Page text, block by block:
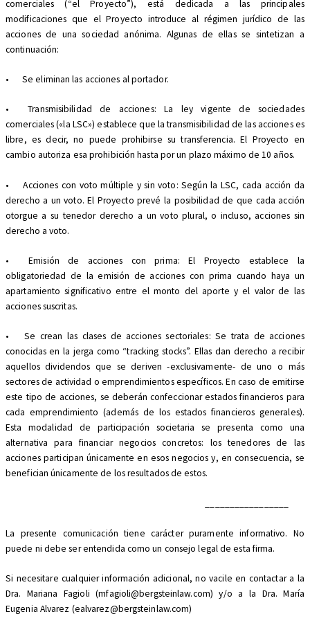
comerciales (“el Proyecto”), está dedicada a las principales
modificaciones que el Proyecto introduce al régimen jurídico de las
acciones de una sociedad anónima. Algunas de ellas se sintetizan a
continuación:
• Se eliminan las acciones al portador.
•
Transmisibilidad de acciones: La ley vigente de sociedades
comerciales («la LSC») establece que la transmisibilidad de las acciones es
libre, es decir, no puede prohibirse su transferencia. El Proyecto en
cambio autoriza esa prohibición hasta por un plazo máximo de 10 años.
•
Acciones con voto múltiple y sin voto: Según la LSC, cada acción da
derecho a un voto. El Proyecto prevé la posibilidad de que cada acción
otorgue a su tenedor derecho a un voto plural, o incluso, acciones sin
derecho a voto.
•
Emisión de acciones con prima: El Proyecto establece la
obligatoriedad de la emisión de acciones con prima cuando haya un
apartamiento significativo entre el monto del aporte y el valor de las
acciones suscritas.
•
Se crean las clases de acciones sectoriales: Se trata de acciones
conocidas en la jerga como “tracking stocks”. Ellas dan derecho a recibir
aquellos dividendos que se deriven -exclusivamente- de uno o más
sectores de actividad o emprendimientos específicos. En caso de emitirse
este tipo de acciones, se deberán confeccionar estados financieros para
cada emprendimiento (además de los estados financieros generales).
Esta modalidad de participación societaria se presenta como una
alternativa para financiar negocios concretos: los tenedores de las
acciones participan únicamente en esos negocios y, en consecuencia, se
benefician únicamente de los resultados de estos.
La presente comunicación tiene carácter puramente informativo. No
puede ni debe ser entendida como un consejo legal de esta firma.
Si necesitare cualquier información adicional, no vacile en contactar a la
Dra. Mariana Fagioli (mfagioli@bergsteinlaw.com) y/o a la Dra. María
Eugenia Alvarez (ealvarez@bergsteinlaw.com)